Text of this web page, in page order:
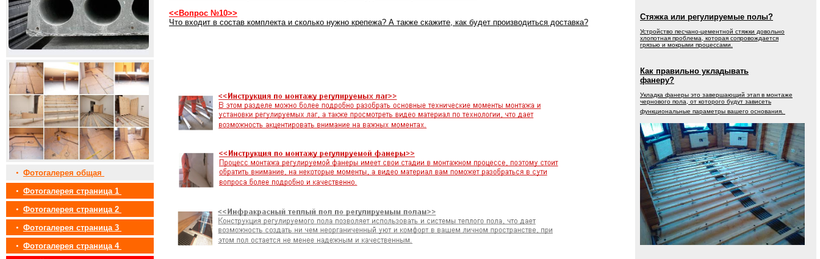
• Фотогалерея общая
• Фотогалерея страница 1
• Фотогалерея страница 2
• Фотогалерея страница 3
• Фотогалерея страница 4
<<Вопрос №10>>
Что входит в состав комплекта и сколько нужно крепежа? А также скажите, как будет производиться доставка?
Стяжка или регулируемые полы?
Устройство песчано-цементной стяжки довольно
хлопотная проблема, которая сопровождается
грязью и мокрыми процессами.
Как правильно укладывать
фанеру?
Укладка фанеры это завершающий этап в монтаже
чернового пола, от которого будут зависеть
функциональные параметры вашего основания.